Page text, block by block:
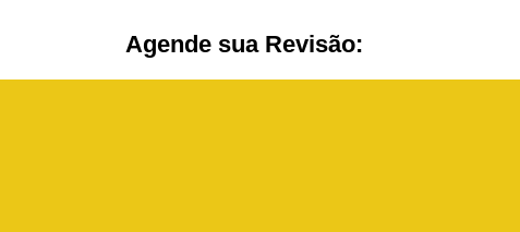
Agende sua Revisão: